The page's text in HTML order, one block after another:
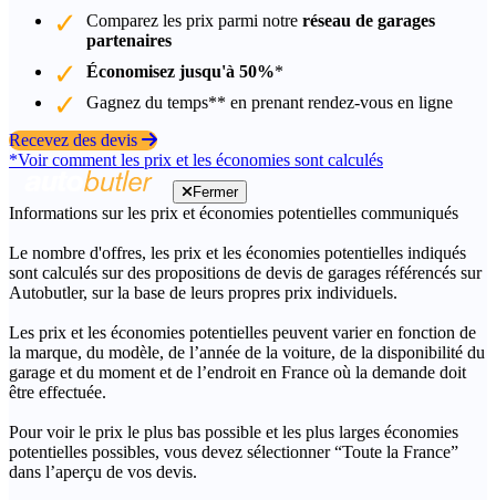
Comparez les prix parmi notre réseau de garages
partenaires
Économisez jusqu'à 50%*
Gagnez du temps** en prenant rendez-vous en ligne
Recevez des devis
*Voir comment les prix et les économies sont calculés
Fermer
Informations sur les prix et économies potentielles communiqués
Le nombre d'offres, les prix et les économies potentielles indiqués
sont calculés sur des propositions de devis de garages référencés sur
Autobutler, sur la base de leurs propres prix individuels.
Les prix et les économies potentielles peuvent varier en fonction de
la marque, du modèle, de l’année de la voiture, de la disponibilité du
garage et du moment et de l’endroit en France où la demande doit
être effectuée.
Pour voir le prix le plus bas possible et les plus larges économies
potentielles possibles, vous devez sélectionner “Toute la France”
dans l’aperçu de vos devis.